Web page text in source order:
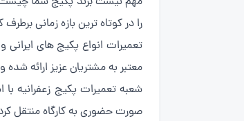
را در کوتاه ترین بازه زمانی برطرف
تعمیرات انواع پکیج های
معتبر به مشتریان عزیز ارائه
شعبه تعمیرات پکیج زعفرانیه
صورت حضوری به کارگاه منتقل